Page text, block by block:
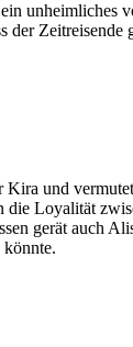
unheimliches
Zeitreisende
und
Loyalität
gerät auch